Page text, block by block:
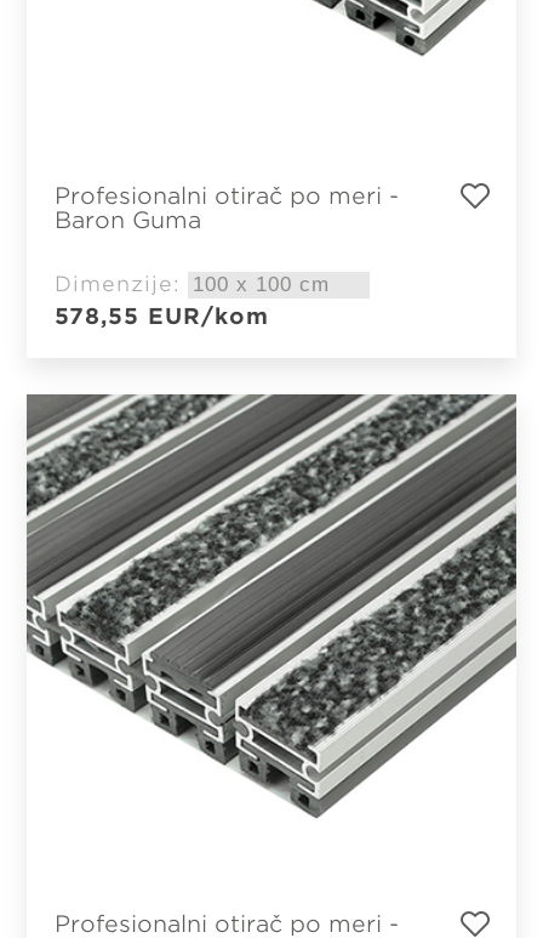
Profesionalni otirač po meri -
Baron Guma
Dimenzije:
578,55 EUR/kom
Profesionalni otirač po meri -